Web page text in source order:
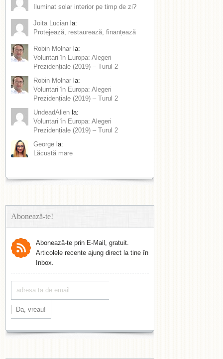
Iluminat solar interior pe timp de zi?
Joita Lucian la:
Protejează, restaurează, finanțează
Robin Molnar la:
Voluntari în Europa: Alegeri
Prezidențiale (2019) – Turul 2
Robin Molnar la:
Voluntari în Europa: Alegeri
Prezidențiale (2019) – Turul 2
UndeadAlien la:
Voluntari în Europa: Alegeri
Prezidențiale (2019) – Turul 2
George la:
Lăcustă mare
Abonează-te!
Abonează-te prin E-Mail, gratuit.
Articolele recente ajung direct la tine în
Inbox.